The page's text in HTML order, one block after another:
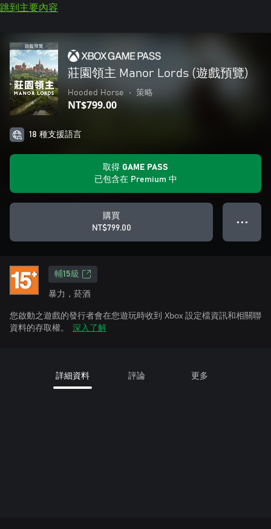
跳到主要內容
莊園領主 Manor Lords (遊戲預覽)
Hooded Horse • 策略
NT$799.00
18 種支援語言
取得 GAME PASS
已包含在 Premium 中
購買
NT$799.00
● ● ●
輔15級
暴力，菸酒
您啟動之遊戲的發行者會在您遊玩時收到 Xbox 設定檔資訊和相關聯
資料的存取權。
深入了解
詳細資料 評論 更多